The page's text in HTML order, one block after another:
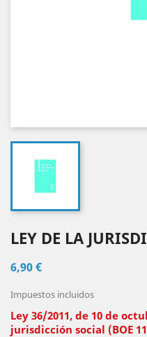
LEY DE LA
6,90 €
Impuestos incluidos
Ley 36/2011, de 10 de
jurisdicción social (BOE